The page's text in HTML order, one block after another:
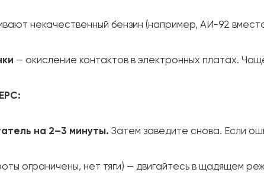
некачественный бензин (например, АИ-92
— окисление контактов в электронных платах.
на 2–3 минуты. Затем заведите снова. Если
ограничены, нет тяги) — двигайтесь в щадящем